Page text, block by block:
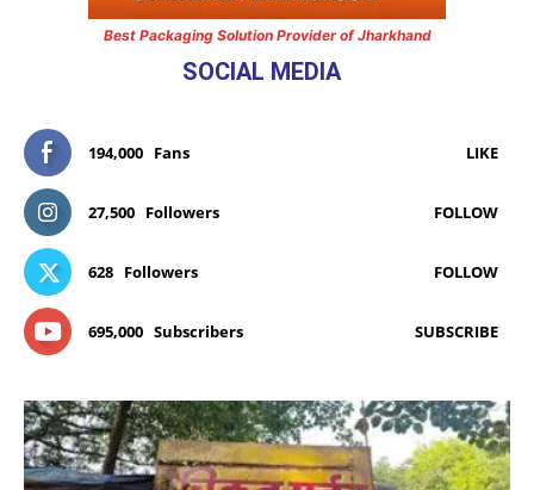
Best Packaging Solution Provider of Jharkhand
SOCIAL MEDIA
194,000 Fans LIKE
27,500 Followers FOLLOW
628 Followers FOLLOW
695,000 Subscribers SUBSCRIBE